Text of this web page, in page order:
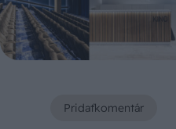
Pridaťkomentár